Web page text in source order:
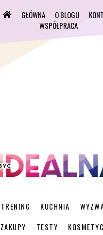
GŁÓWNA O BLOGU
WSPÓŁPRACA
TRENING KUCHNIA
ZAKUPY
TESTY